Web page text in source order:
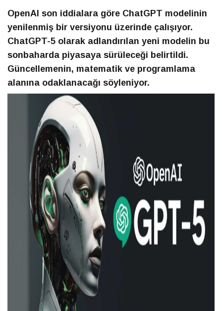
OpenAI son iddialara göre ChatGPT modelinin
yenilenmiş bir versiyonu üzerinde çalışıyor.
ChatGPT-5 olarak adlandırılan yeni modelin bu
sonbaharda piyasaya sürüleceği belirtildi.
Güncellemenin, matematik ve programlama
alanına odaklanacağı söyleniyor.